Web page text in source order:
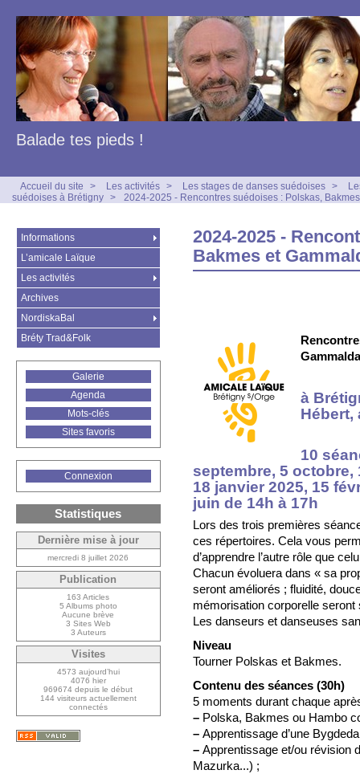
Balade tes pieds !
Accueil du site > Les activités > Les stages de danses suédoises >
suédoises à Brétigny > 2024-2025 - Rencontres suédoises : Polskas,
2024-2025 -
Bakmes et
à
Hébert,
10
septembre, 5 octobre,
18 janvier 2025, 15
juin de 14h à 17h
Lors des trois premières
ces répertoires. Cela vous
d’apprendre l’autre rôle que
Chacun évoluera dans « sa
seront améliorés ; fluidité,
mémorisation corporelle seront
Les danseurs et danseuses
Niveau
Tourner Polskas et Bakmes.
Contenu des séances (30h)
5 moments durant chaque
– Polska, Bakmes ou Hambo
– Apprentissage d’une
– Apprentissage et/ou révision
Mazurka...) ;
Informations
L’amicale Laïque
Les activités
Archives
NordiskaBal
Bréty Trad&Folk
Galerie
Agenda
Mots-clés
Sites favoris
Connexion
Statistiques
Dernière mise à jour
mercredi 8 juillet 2026
Publication
163 Articles
5 Albums photo
Aucune brève
3 Sites Web
3 Auteurs
Visites
4573 aujourd’hui
4076 hier
969674 depuis le début
144 visiteurs actuellement
connectés